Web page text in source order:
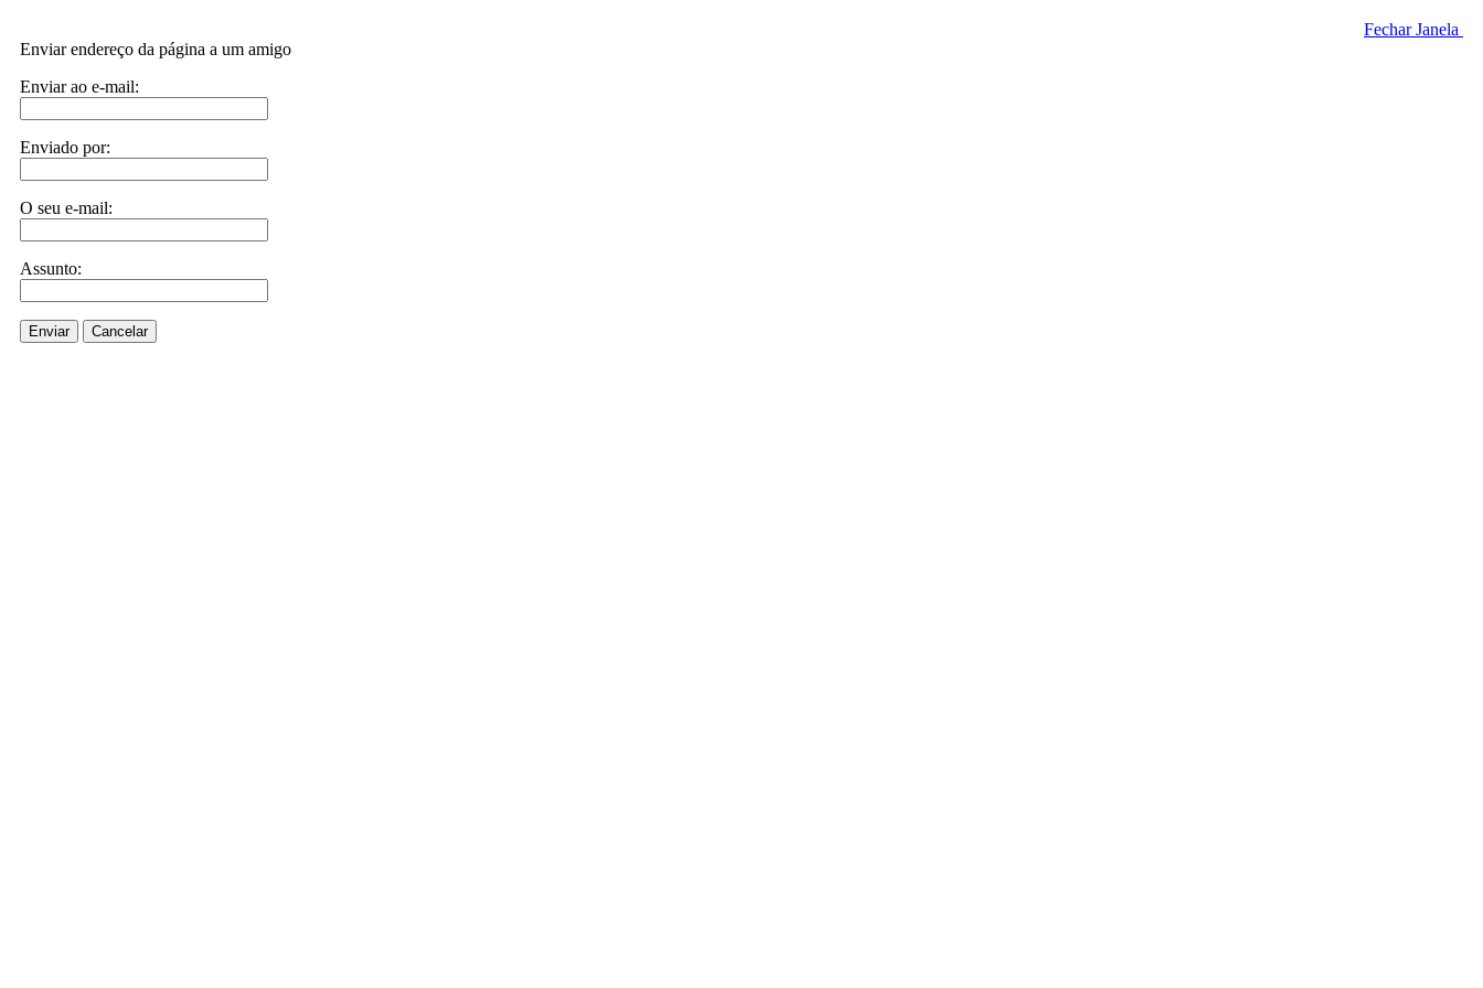
Fechar Janela
Enviar endereço da página a um amigo
Enviar ao e-mail:
Enviado por:
O seu e-mail:
Assunto:
Enviar Cancelar